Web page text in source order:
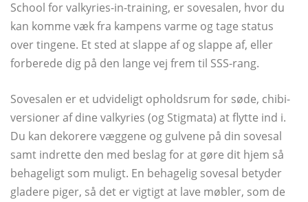
School for valkyries-in-training, er sovesalen, hvor du
kan komme væk fra kampens varme og tage status
over tingene. Et sted at slappe af og slappe af, eller
forberede dig på den lange vej frem til SSS-rang.
Sovesalen er et udvideligt opholdsrum for søde, chibi-
versioner af dine valkyries (og Stigmata) at flytte ind i.
Du kan dekorere væggene og gulvene på din sovesal
samt indrette den med beslag for at gøre dit hjem så
behageligt som muligt. En behagelig sovesal betyder
gladere piger, så det er vigtigt at lave møbler, som de